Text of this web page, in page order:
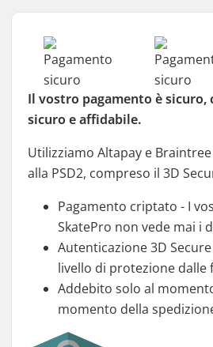
Il vostro pagamento è sicuro,
sicuro e affidabile.
Utilizziamo Altapay e
alla PSD2, compreso il 3D
Pagamento criptato - I
SkatePro non vede mai i
Autenticazione 3D
livello di protezione dalle
Addebito solo al
momento della